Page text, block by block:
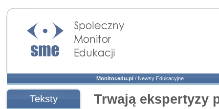
Społeczny Monitor
Edukacji
Monitor.edu.pl / Newsy Edukacyjne
Teksty Trwają ekspertyzy